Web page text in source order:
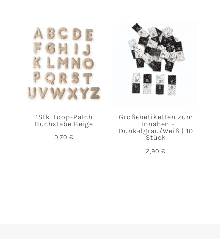
1Stk. Loop-Patch
Buchstabe Beige
0,70€
Größenetiketten zum
Einnähen –
Dunkelgrau/Weiß | 10
Stück
2,90€